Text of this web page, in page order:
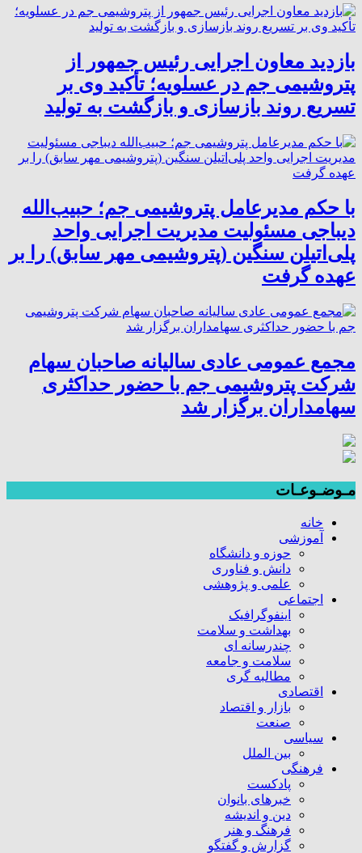
بازدید معاون اجرایی رئیس جمهور از
پتروشیمی جم در عسلویه؛ تأکید وی بر
تسریع روند بازسازی و بازگشت به تولید
با حکم مدیرعامل پتروشیمی جم؛ حبیب‌الله
دیباجی مسئولیت مدیریت اجرایی واحد
پلی‌اتیلن سنگین (پتروشیمی مهر سابق) را بر
عهده گرفت
مجمع عمومی عادی سالیانه صاحبان سهام
شرکت پتروشیمی جم با حضور حداکثری
سهامداران برگزار شد
مـوضـوعـات
خانه
آموزشی
حوزه و دانشگاه
دانش و فناوری
علمی و پژوهشی
اجتماعی
اینفوگرافیک
بهداشت و سلامت
چندرسانه ای
سلامت و جامعه
مطالبه گری
اقتصادی
بازار و اقتصاد
صنعت
سیاسی
بین الملل
فرهنگی
پادکست
خبرهای بانوان
دین و اندیشه
فرهنگ و هنر
گزارش و گفتگو